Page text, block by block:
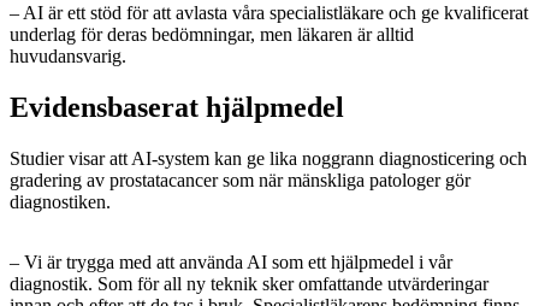
– AI är ett stöd för att avlasta våra specialistläkare och ge kvalificerat
underlag för deras bedömningar, men läkaren är alltid
huvudansvarig.
Evidensbaserat hjälpmedel
Studier visar att AI-system kan ge lika noggrann diagnosticering och
gradering av prostatacancer som när mänskliga patologer gör
diagnostiken.
– Vi är trygga med att använda AI som ett hjälpmedel i vår
diagnostik. Som för all ny teknik sker omfattande utvärderingar